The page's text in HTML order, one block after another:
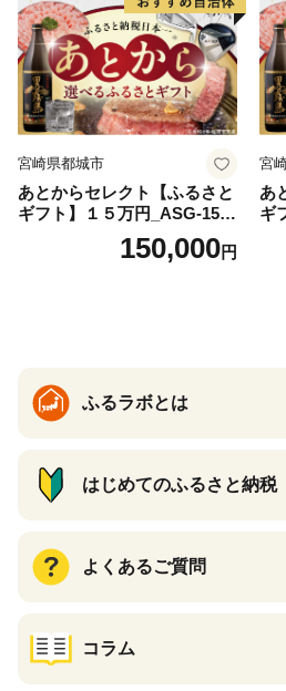
宮崎県都城市
あとからセレクト【ふるさと
ギフト】１５万円_ASG-1500
150,000円
宮
あ
ギ
(
ふるラボとは
はじめてのふるさと納税
よくあるご質問
コラム